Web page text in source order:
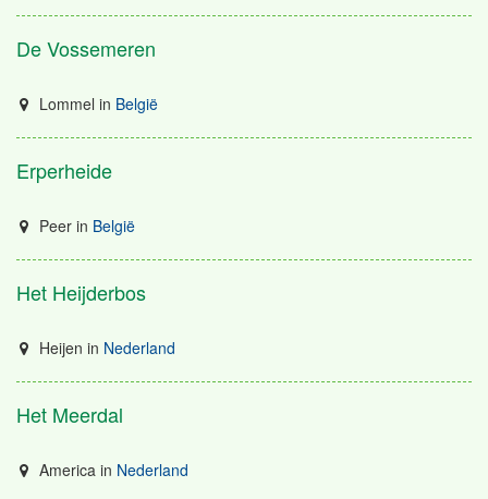
De Vossemeren
Lommel in België
Erperheide
Peerin België
Het Heijderbos
Heijen in Nederland
Het Meerdal
Americain Nederland